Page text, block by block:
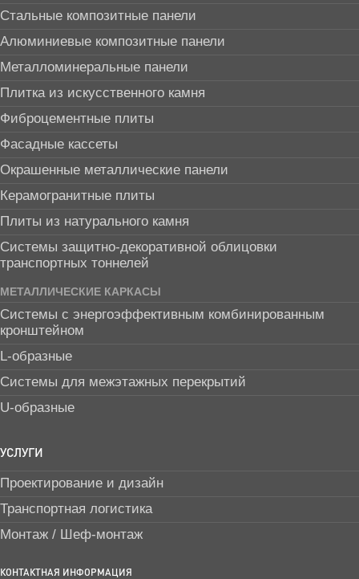
Стальные композитные панели
Алюминиевые композитные панели
Металломинеральные панели
Плитка из искусственного камня
Фиброцементные плиты
Фасадные кассеты
Окрашенные металлические панели
Керамогранитные плиты
Плиты из натурального камня
Системы защитно-декоративной облицовки
транспортных тоннелей
МЕТАЛЛИЧЕСКИЕ КАРКАСЫ
Системы с энергоэффективным комбинированным
кронштейном
L-образные
Системы для межэтажных перекрытий
U-образные
УСЛУГИ
Проектирование и дизайн
Транспортная логистика
Монтаж / Шеф-монтаж
КОНТАКТНАЯ ИНФОРМАЦИЯ